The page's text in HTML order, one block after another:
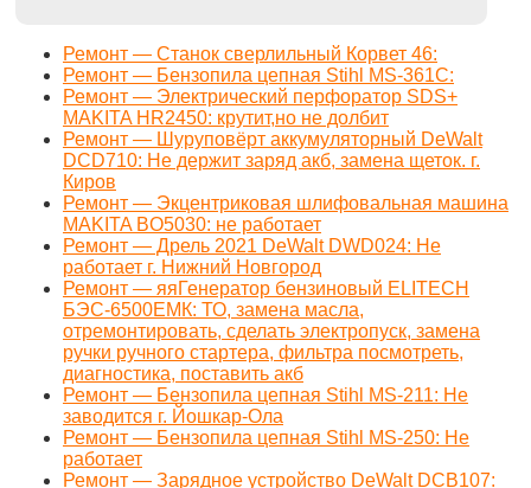
Ремонт — Станок сверлильный Корвет 46:
Ремонт — Бензопила цепная Stihl MS-361C:
Ремонт — Электрический перфоратор SDS+
MAKITA HR2450: крутит,но не долбит
Ремонт — Шуруповёрт аккумуляторный DeWalt
DCD710: Не держит заряд акб, замена щеток. г.
Киров
Ремонт — Экцентриковая шлифовальная машина
MAKITA BO5030: не работает
Ремонт — Дрель 2021 DeWalt DWD024: Не
работает г. Нижний Новгород
Ремонт — яяГенератор бензиновый ELITECH
БЭС-6500ЕМК: ТО, замена масла,
отремонтировать, сделать электропуск, замена
ручки ручного стартера, фильтра посмотреть,
диагностика, поставить акб
Ремонт — Бензопила цепная Stihl MS-211: Не
заводится г. Йошкар-Ола
Ремонт — Бензопила цепная Stihl MS-250: Не
работает
Ремонт — Зарядное устройство DeWalt DCB107: